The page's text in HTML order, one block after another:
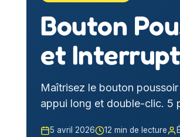
Bouton
et
Maîtrisez le bouton
appui long et double-clic. 5
5 avril 2026 12 min de lecture